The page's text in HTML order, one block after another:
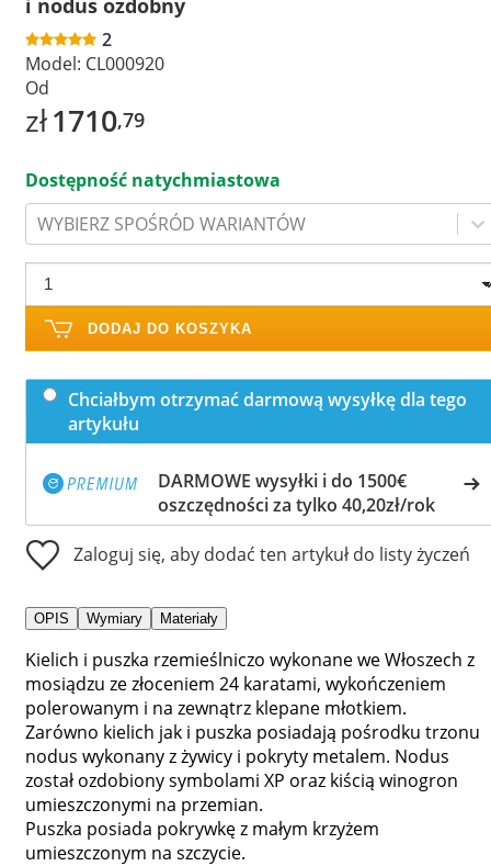
i nodus ozdobny
2
Model: CL000920
Od
zł1710,79
Dostępność natychmiastowa
WYBIERZ SPOŚRÓD WARIANTÓW
DODAJ DO KOSZYKA
Chciałbym otrzymać darmową wysyłkę dla tego
artykułu
DARMOWE wysyłki i do 1500€
oszczędności za tylko 40,20zł/rok
Zaloguj się, aby dodać ten artykuł do listy życzeń
OPIS Wymiary Materiały
Kielich i puszka rzemieślniczo wykonane we Włoszech z
mosiądzu ze złoceniem 24 karatami, wykończeniem
polerowanym i na zewnątrz klepane młotkiem.
Zarówno kielich jak i puszka posiadają pośrodku trzonu
nodus wykonany z żywicy i pokryty metalem. Nodus
został ozdobiony symbolami XP oraz kiścią winogron
umieszczonymi na przemian.
Puszka posiada pokrywkę z małym krzyżem
umieszczonym na szczycie.